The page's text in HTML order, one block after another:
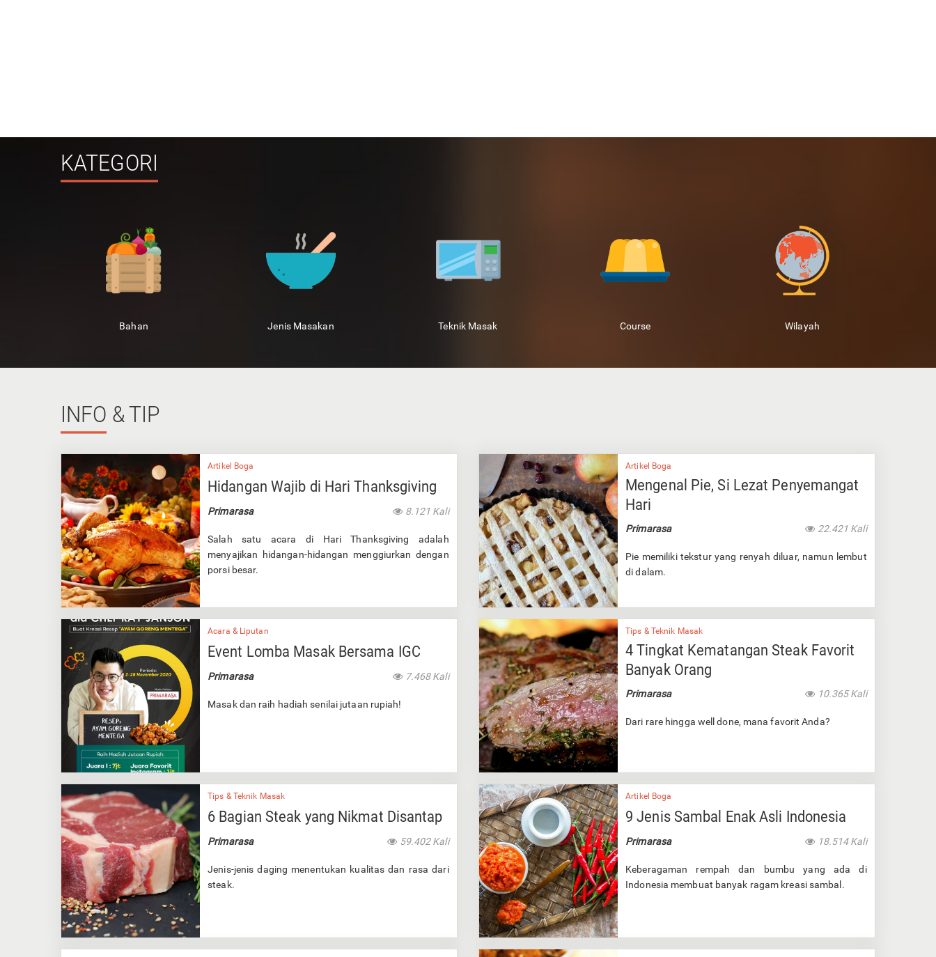
KATEGORI
Bahan Jenis Masakan Teknik Masak Course Wilayah
INFO & TIP
Artikel Boga
Hidangan Wajib di Hari Thanksgiving
Primarasa 8.121 Kali
Salah satu acara di Hari Thanksgiving adalah
menyajikan hidangan-hidangan menggiurkan dengan
porsi besar.
Artikel Boga
Mengenal Pie, Si Lezat Penyemangat
Hari
Primarasa 22.421 Kali
Pie memiliki tekstur yang renyah diluar, namun lembut
di dalam.
Acara & Liputan
Event Lomba Masak Bersama IGC
Primarasa 7.468 Kali
Masak dan raih hadiah senilai jutaan rupiah!
Tips & Teknik Masak
4 Tingkat Kematangan Steak Favorit
Banyak Orang
Primarasa 10.365 Kali
Dari rare hingga well done, mana favorit Anda?
Tips & Teknik Masak
6 Bagian Steak yang Nikmat Disantap
Primarasa 59.402 Kali
Jenis-jenis daging menentukan kualitas dan rasa dari
steak.
Artikel Boga
9 Jenis Sambal Enak Asli Indonesia
Primarasa 18.514 Kali
Keberagaman rempah dan bumbu yang ada di
Indonesia membuat banyak ragam kreasi sambal.